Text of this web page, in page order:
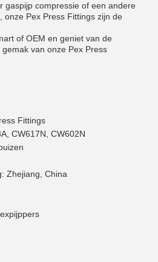
gaspijp compressie of een andere
onze Pex Press Fittings zijn de
of OEM en geniet van de
van onze Pex Press
Fittings
CW617N, CW602N
Zhejiang, China